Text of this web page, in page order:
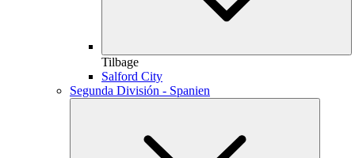
Tilbage
Salford City
Segunda División - Spanien